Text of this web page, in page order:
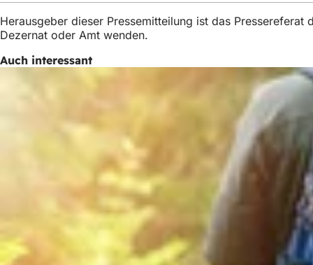
Herausgeber dieser Pressemitteilung ist das
Dezernat oder Amt wenden.
Auch interessant